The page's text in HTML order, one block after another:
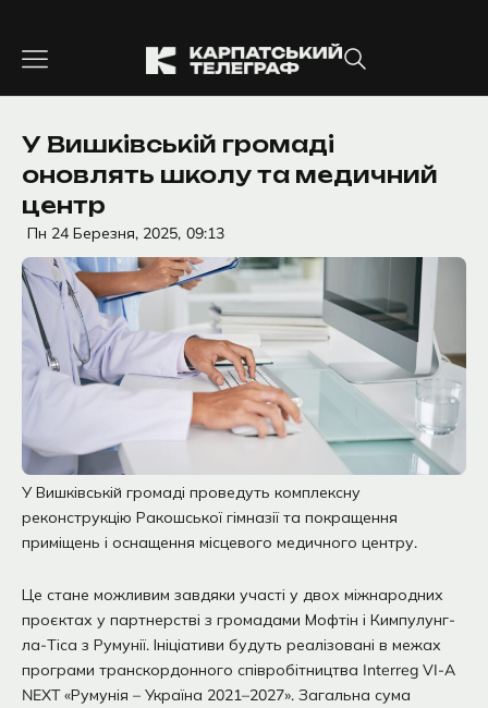
вмісту
У Вишківській громаді
оновлять школу та медичний
центр
Пн 24 Березня, 2025, 09:13
У Вишківській громаді проведуть комплексну
реконструкцію Ракошської гімназії та покращення
приміщень і оснащення місцевого медичного центру.
Це стане можливим завдяки участі у двох міжнародних
проєктах у партнерстві з громадами Мофтін і Кимпулунг-
ла-Тіса з Румунії. Ініціативи будуть реалізовані в межах
програми транскордонного співробітництва Interreg VI-A
NEXT «Румунія – Україна 2021–2027». Загальна сума